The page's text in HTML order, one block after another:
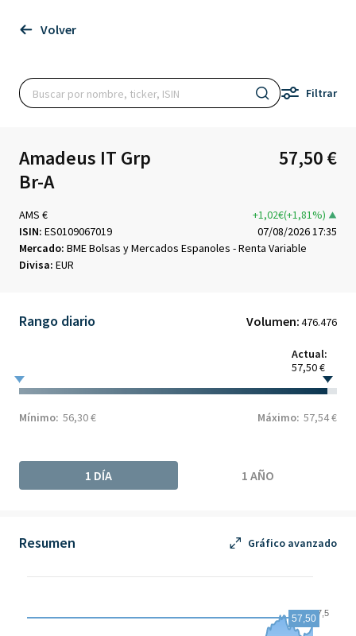
Volver
Filtrar
Amadeus IT Grp
Br-A
57,50 €
AMS €
+1,02€(+1,81%)
ISIN: ES0109067019
07/08/2026 17:35
Mercado: BME Bolsas y Mercados Espanoles - Renta Variable
Divisa: EUR
Rango diario Volumen:476.476
Actual:
57,50 €
Mínimo: 56,30 € Máximo: 57,54 €
1 DÍA 1 AÑO
Resumen Gráfico avanzado
Chart
The chart has 1 X axis displaying Time. Data ranges from
57,5
57,50